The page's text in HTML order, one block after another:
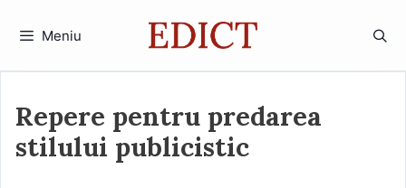
Meniu
Repere pentru predarea
stilului publicistic